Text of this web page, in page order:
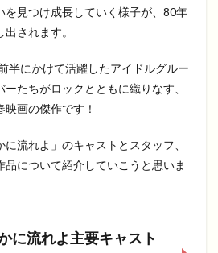
を見つけ成長していく様子が、80年
されます。
半にかけて活躍したアイドルグルー
たちがロックとともに織りなす、
画の傑作です！
流れよ」のキャストとスタッフ、
品について紹介していこうと思いま
に流れよ主要キャスト